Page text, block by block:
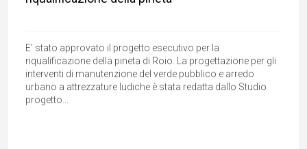
E' stato approvato il progetto esecutivo per la
riqualificazione della pineta di Roio. La progettazione per gli
interventi di manutenzione del verde pubblico e arredo
urbano a attrezzature ludiche è stata redatta dallo Studio
progetto...